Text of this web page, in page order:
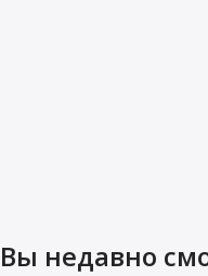
Вы недавно